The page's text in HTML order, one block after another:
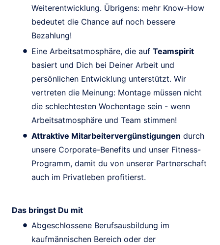
Weiterentwicklung. Übrigens: mehr Know-How
bedeutet die Chance auf noch bessere
Bezahlung!
Eine Arbeitsatmosphäre, die auf Teamspirit
basiert und Dich bei Deiner Arbeit und
persönlichen Entwicklung unterstützt. Wir
vertreten die Meinung: Montage müssen nicht
die schlechtesten Wochentage sein - wenn
Arbeitsatmosphäre und Team stimmen!
Attraktive Mitarbeitervergünstigungen durch
unsere Corporate-Benefits und unser Fitness-
Programm, damit du von unserer Partnerschaft
auch im Privatleben profitierst.
Das bringst Du mit
Abgeschlossene Berufsausbildung im
kaufmännischen Bereich oder der